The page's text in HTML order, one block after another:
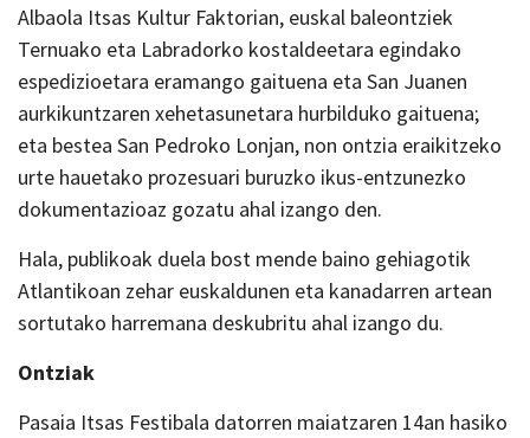
Albaola Itsas Kultur Faktorian, euskal baleontziek
Ternuako eta Labradorko kostaldeetara egindako
espedizioetara eramango gaituena eta San Juanen
aurkikuntzaren xehetasunetara hurbilduko gaituena;
eta bestea San Pedroko Lonjan, non ontzia eraikitzeko
urte hauetako prozesuari buruzko ikus-entzunezko
dokumentazioaz gozatu ahal izango den.
Hala, publikoak duela bost mende baino gehiagotik
Atlantikoan zehar euskaldunen eta kanadarren artean
sortutako harremana deskubritu ahal izango du.
Ontziak
Pasaia Itsas Festibala datorren maiatzaren 14an hasiko